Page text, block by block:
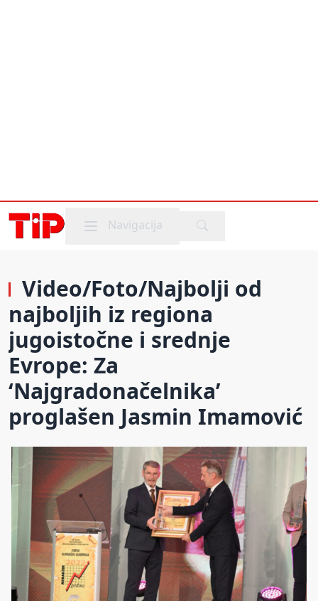
Mobile menu
Navigacija
Video/Foto/Najbolji od
najboljih iz regiona
jugoistočne i srednje
Evrope: Za
‘Najgradonačelnika’
proglašen Jasmin Imamović